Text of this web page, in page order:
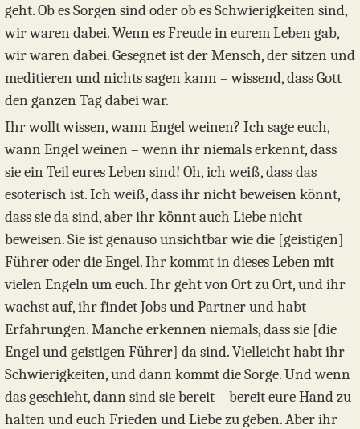
geht. Ob es Sorgen sind oder ob es Schwierigkeiten sind,
wir waren dabei. Wenn es Freude in eurem Leben gab,
wir waren dabei. Gesegnet ist der Mensch, der sitzen und
meditieren und nichts sagen kann – wissend, dass Gott
den ganzen Tag dabei war.
Ihr wollt wissen, wann Engel weinen? Ich sage euch,
wann Engel weinen – wenn ihr niemals erkennt, dass
sie ein Teil eures Leben sind! Oh, ich weiß, dass das
esoterisch ist. Ich weiß, dass ihr nicht beweisen könnt,
dass sie da sind, aber ihr könnt auch Liebe nicht
beweisen. Sie ist genauso unsichtbar wie die [geistigen]
Führer oder die Engel. Ihr kommt in dieses Leben mit
vielen Engeln um euch. Ihr geht von Ort zu Ort, und ihr
wachst auf, ihr findet Jobs und Partner und habt
Erfahrungen. Manche erkennen niemals, dass sie [die
Engel und geistigen Führer] da sind. Vielleicht habt ihr
Schwierigkeiten, und dann kommt die Sorge. Und wenn
das geschieht, dann sind sie bereit – bereit eure Hand zu
halten und euch Frieden und Liebe zu geben. Aber ihr